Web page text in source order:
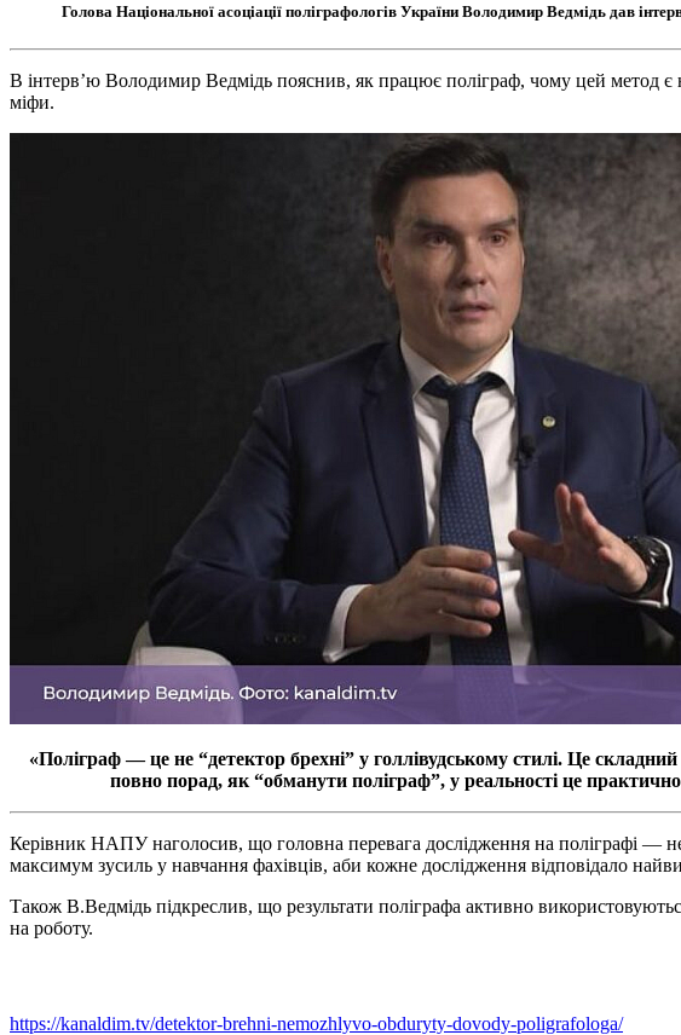
Голова Національної асоціації поліграфологів України Володимир Ведмідь дав
В інтерв’ю Володимир Ведмідь пояснив, як працює поліграф, чому цей метод є
міфи.
«Поліграф — це не “детектор брехні” у голлівудському стилі. Це
повно порад, як “обманути поліграф”, у реальності це
Керівник НАПУ наголосив, що головна перевага дослідження на поліграфі — не
максимум зусиль у навчання фахівців, аби кожне дослідження відповідало
Також В.Ведмідь підкреслив, що результати поліграфа активно
на роботу.
https://kanaldim.tv/detektor-brehni-nemozhlyvo-obduryty-dovody-poligrafologa/